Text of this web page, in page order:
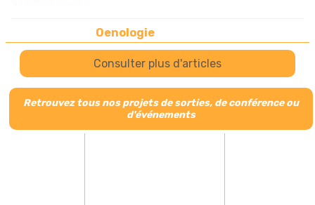
Retrouvez tous nos projets de sorties, de conférence ou
d'événements